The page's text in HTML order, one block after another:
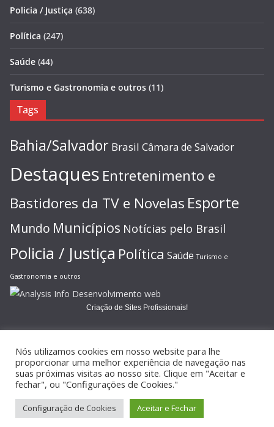
Policia / Justiça (638)
Política (247)
Saúde (44)
Turismo e Gastronomia e outros (11)
Tags
Bahia/Salvador Brasil Câmara de Salvador
Destaques Entretenimento e
Bastidores da TV e Novelas Esporte
Mundo Municípios Notícias pelo Brasil
Policia / Justiça Política Saúde Turismo e
Gastronomia e outros
Criação de Sites Profissionais!
Copyright © 2026JORNAL GAZETA ONLINE
reservados.
Tema:ColorMagpor ThemeGrill. Powered by
Nós utilizamos cookies em nosso website para lhe
proporcionar uma melhor experiência de navegação nas
suas próximas visitas ao nosso site. Clique em "Aceitar e
fechar", ou "Configurações de Cookies."
Configuração de Cookies Aceitar e Fechar